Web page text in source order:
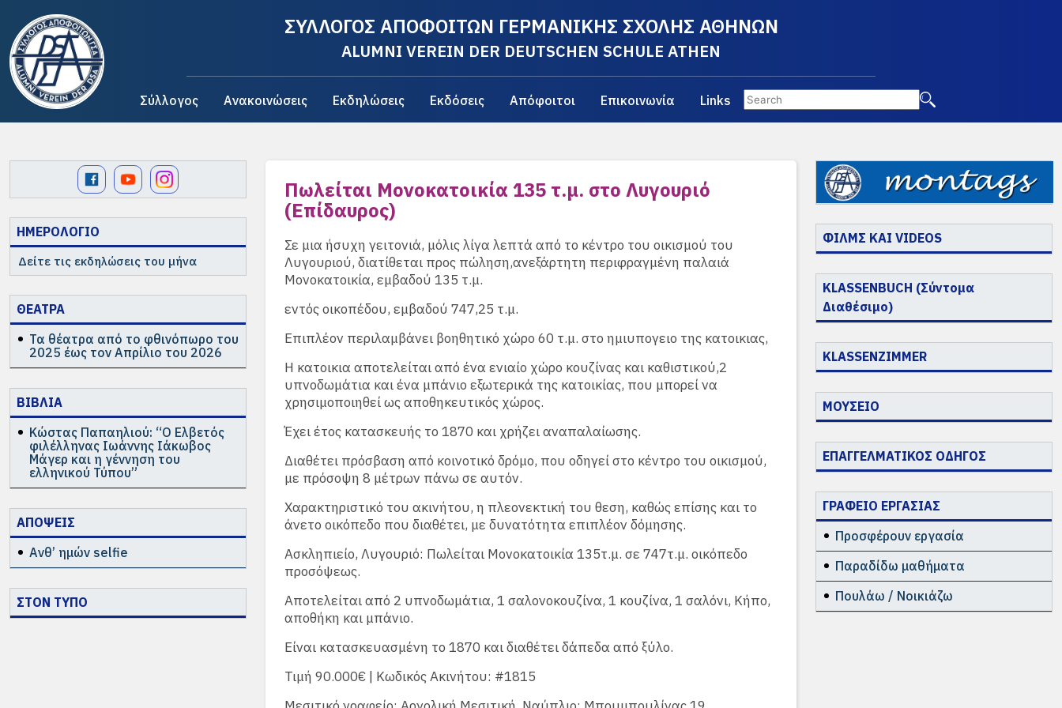
ΣΥΛΛΟΓΟΣ ΑΠΟΦΟΙΤΩΝ ΓΕΡΜΑΝΙΚΗΣ ΣΧΟΛΗΣ ΑΘΗΝΩΝ
ALUMNI VEREIN DER DEUTSCHEN SCHULE ATHEN
Σύλλογος Ανακοινώσεις Εκδηλώσεις Εκδόσεις Απόφοιτοι Επικοινωνία Links
ΗΜΕΡΟΛΟΓΙΟ
Δείτε τις εκδηλώσεις του μήνα
ΘΕΑΤΡΑ
Τα θέατρα από το φθινόπωρο του
2025 έως τον Απρίλιο του 2026
ΒΙΒΛΙΑ
Κώστας Παπαηλιού: “Ο Ελβετός
φιλέλληνας Ιωάννης Ιάκωβος
Μάγερ και η γέννηση του
ελληνικού Τύπου”
ΑΠΟΨΕΙΣ
Ανθ’ ημών selfie
ΣΤΟΝ ΤΥΠΟ
Πωλείται Μονοκατοικία 135 τ.μ. στο Λυγουριό
(Επίδαυρος)
Σε μια ήσυχη γειτονιά, μόλις λίγα λεπτά από το κέντρο του οικισμού του
Λυγουριού, διατίθεται προς πώληση,ανεξάρτητη περιφραγμένη παλαιά
Μονοκατοικία, εμβαδού 135 τ.μ.
εντός οικοπέδου, εμβαδού 747,25 τ.μ.
Επιπλέον περιλαμβάνει βοηθητικό χώρο 60 τ.μ. στο ημιυπογειο της κατοικιας,
Η κατοικια αποτελείται από ένα ενιαίο χώρο κουζίνας και καθιστικού,2
υπνοδωμάτια και ένα μπάνιο εξωτερικά της κατοικίας, που μπορεί να
χρησιμοποιηθεί ως αποθηκευτικός χώρος.
Έχει έτος κατασκευής το 1870 και χρήζει αναπαλαίωσης.
Διαθέτει πρόσβαση από κοινοτικό δρόμο, που οδηγεί στο κέντρο του οικισμού,
με πρόσοψη 8 μέτρων πάνω σε αυτόν.
Χαρακτηριστικό του ακινήτου, η πλεονεκτική του θεση, καθώς επίσης και το
άνετο οικόπεδο που διαθέτει, με δυνατότητα επιπλέον δόμησης.
Ασκληπιείο, Λυγουριό: Πωλείται Μονοκατοικία 135τ.μ. σε 747τ.μ. οικόπεδο
προσόψεως.
Αποτελείται από 2 υπνοδωμάτια, 1 σαλονοκουζίνα, 1 κουζίνα, 1 σαλόνι, Κήπο,
αποθήκη και μπάνιο.
Είναι κατασκευασμένη το 1870 και διαθέτει δάπεδα από ξύλο.
Τιμή 90.000€ | Κωδικός Ακινήτου: #1815
ΦΙΛΜΣ ΚΑΙ VIDEOS
KLASSENBUCH (Σύντομα
Διαθέσιμο)
KLASSENZIMMER
ΜΟΥΣΕΙΟ
ΕΠΑΓΓΕΛΜΑΤΙΚΟΣ ΟΔΗΓΟΣ
ΓΡΑΦΕΙΟ ΕΡΓΑΣΙΑΣ
Προσφέρουν εργασία
Παραδίδω μαθήματα
Πουλάω / Νοικιάζω